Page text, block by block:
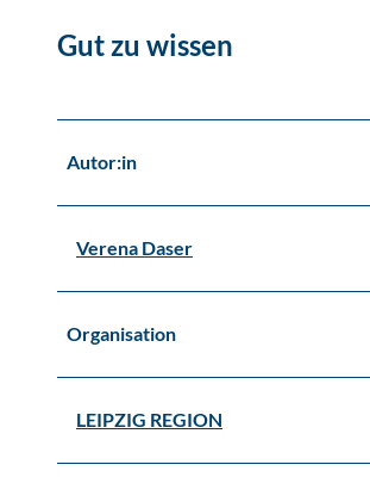
Gut zu wissen
Autor:in
Verena Daser
Organisation
LEIPZIG REGION